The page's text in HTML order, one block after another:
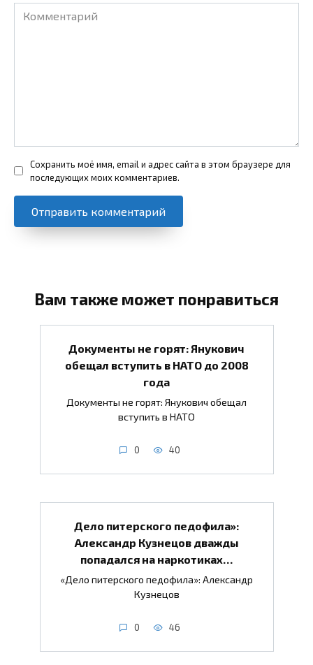
Комментарий
Сохранить моё имя, email и адрес сайта в этом браузере для
последующих моих комментариев.
Вам также может понравиться
Документы не горят: Янукович
обещал вступить в НАТО до 2008
года
Документы не горят: Янукович обещал
вступить в НАТО
0 40
Дело питерского педофила»:
Александр Кузнецов дважды
попадался на наркотиках…
«Дело питерского педофила»: Александр
Кузнецов
0 46